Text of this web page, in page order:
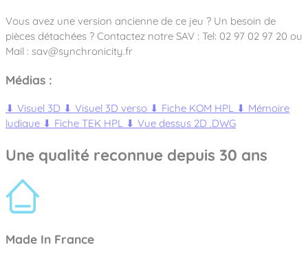
Vous avez une version ancienne de ce jeu ? Un besoin de
pièces détachées ? Contactez notre SAV : Tel: 02 97 02 97 20 ou
Mail : sav@synchronicity.fr
Médias :
⬇ Visuel 3D ⬇ Visuel 3D verso ⬇ Fiche KOM HPL ⬇ Mémoire
ludique ⬇ Fiche TEK HPL ⬇ Vue dessus 2D .DWG
Une qualité reconnue depuis 30 ans
Made In France